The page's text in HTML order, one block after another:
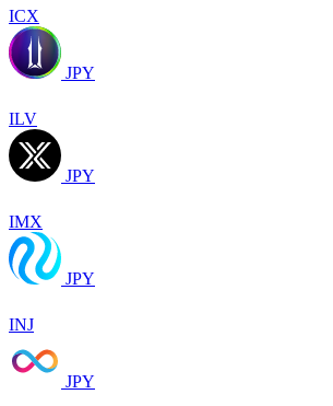
ICX
JPY
ILV
JPY
IMX
JPY
INJ
JPY